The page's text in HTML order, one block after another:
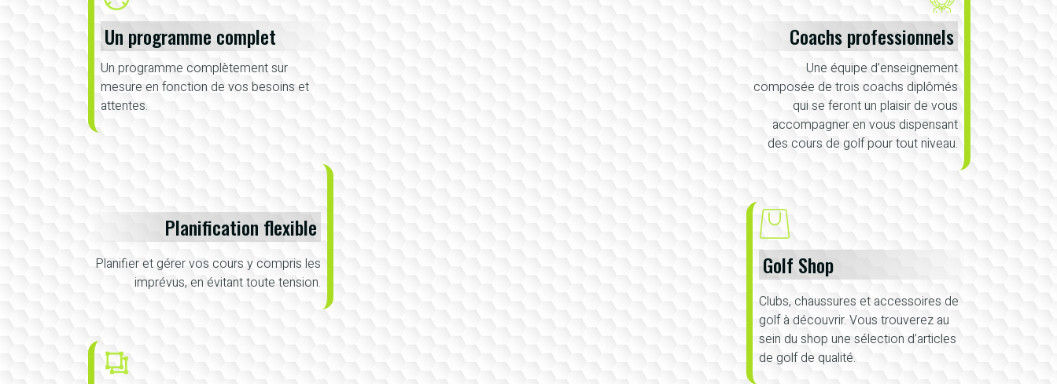
Un programme complet
Un programme complètement sur
mesure en fonction de vos besoins et
attentes.
Planification flexible
Planifier et gérer vos cours y compris les
imprévus, en évitant toute tension.
Coachs professionnels
Une équipe d’enseignement
composée de trois coachs diplômés
qui se feront un plaisir de vous
accompagner en vous dispensant
des cours de golf pour tout niveau.
Golf Shop
Clubs, chaussures et accessoires de
golf à découvrir. Vous trouverez au
sein du shop une sélection d’articles
de golf de qualité.